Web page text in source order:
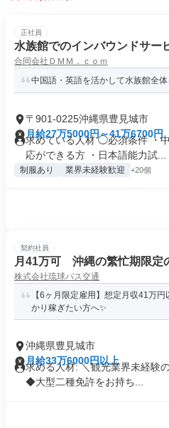
正社員
水族館でのインバウンドサー
合同会社ＤＭＭ．ｃｏｍ
中国語・英語を活かして水族館全
〒901-0225沖縄県豊見城市
月給27万5000円～41万6700円
求めている人材 ◯必須条件 ・
応ができる方 ・日本語能力試...
制服あり 業界未経験歓迎 +20個
契約社員
月41万可 沖縄の繁忙期限定
株式会社琉球バス交通
【6ヶ月限定雇用】想定月収41万
かり稼ぎたい方へ✨
沖縄県豊見城市
月給33万6000円以上
求める人材: ＼観光業界未経験
◆大型二種免許をお持ち...